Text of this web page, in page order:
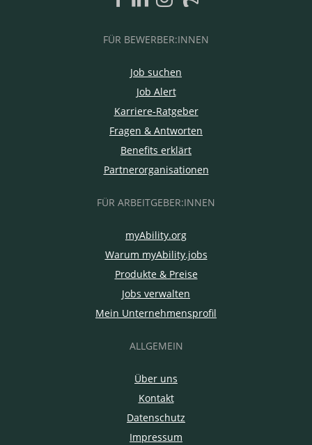
FÜR BEWERBER:INNEN
Job suchen
Job Alert
Karriere-Ratgeber
Fragen & Antworten
Benefits erklärt
Partnerorganisationen
FÜR ARBEITGEBER:INNEN
myAbility.org
Warum myAbility.jobs
Produkte & Preise
Jobs verwalten
Mein Unternehmensprofil
ALLGEMEIN
Über uns
Kontakt
Datenschutz
Impressum